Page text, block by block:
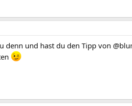
denn und hast du den Tipp von